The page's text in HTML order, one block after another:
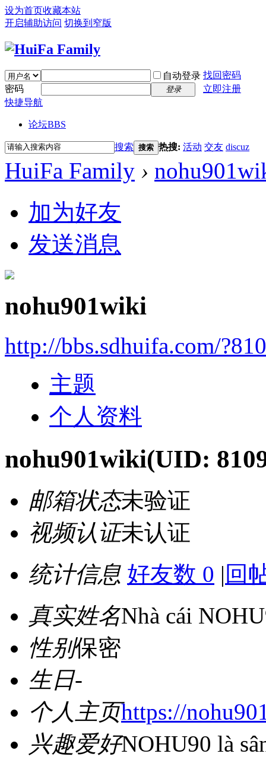
设为首页收藏本站
开启辅助访问 切换到窄版
自动登录 找回密码
密码
登录
立即注册
快捷导航
论坛BBS
搜索 搜索 热搜: 活动 交友 discuz
HuiFa Family ›
加为好友
发送消息
nohu901wiki
http://bbs.sdhuifa.com/
主题
个人资料
nohu901wiki(UID:
邮箱状态未验证
视频认证未认证
统计信息 好友数 0 | 回
真实姓名Nhà cái
性别保密
生日-
个人主页https://
兴趣爱好NOHU90 là